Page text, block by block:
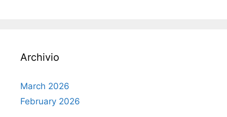
Archivio
March 2026
February 2026